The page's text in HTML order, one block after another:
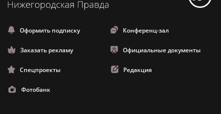
Оформить подписку Конференц-зал
Заказать рекламу Официальные документы
Спецпроекты Редакция
Фотобанк